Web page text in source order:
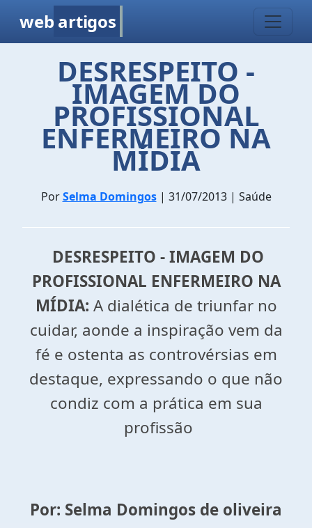
web artigos
DESRESPEITO -
IMAGEM DO
PROFISSIONAL
ENFERMEIRO NA
MÍDIA
PorSelma Domingos| 31/07/2013 | Saúde
DESRESPEITO - IMAGEM DO
PROFISSIONAL ENFERMEIRO NA
MÍDIA: A dialética de triunfar no
cuidar, aonde a inspiração vem da
fé e ostenta as controvérsias em
destaque, expressando o que não
condiz com a prática em sua
profissão
Por: Selma Domingos de oliveira